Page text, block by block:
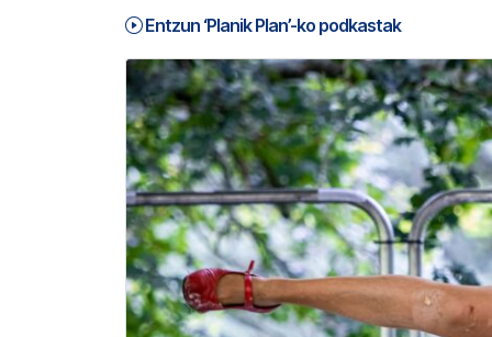
Entzun ‘Planik Plan’-ko podkastak